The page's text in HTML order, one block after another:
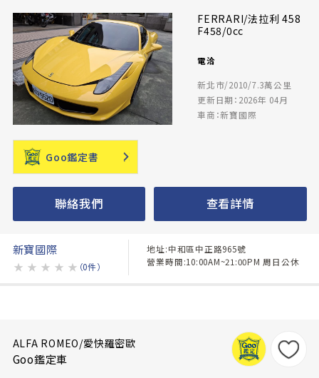
FERRARI/法拉利 458
F458/0cc
電洽
新北市/2010/7.3萬公里
更新日期：2026年 04月
車商：新寶國際
Goo鑑定書
聯絡我們 查看詳情
新寶國際
★ ★ ★ ★ ★ （0件）
地址:中和區中正路965號
營業時間:10:00AM~21:00PM 周日公休
ALFA ROMEO/愛快羅密歐
Goo鑑定車